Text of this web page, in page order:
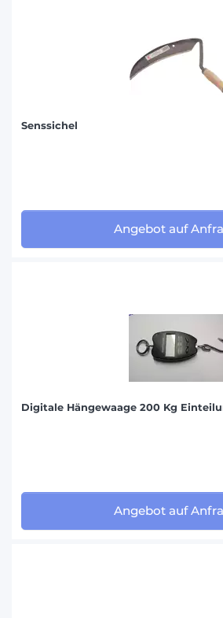
Senssichel
Angebot auf
Digitale Hängewaage 200 Kg
Angebot auf